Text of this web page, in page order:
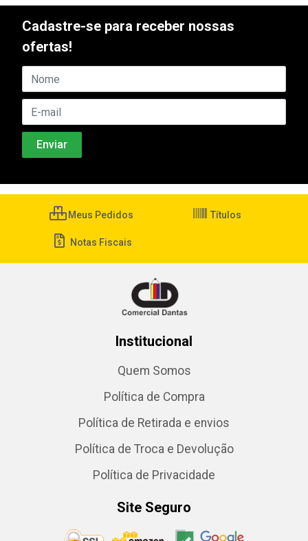
Cadastre-se para receber nossas
ofertas!
Meus Pedidos Títulos
Notas Fiscais
Institucional
Quem Somos
Política de Compra
Política de Retirada e envios
Política de Troca e Devolução
Política de Privacidade
Site Seguro